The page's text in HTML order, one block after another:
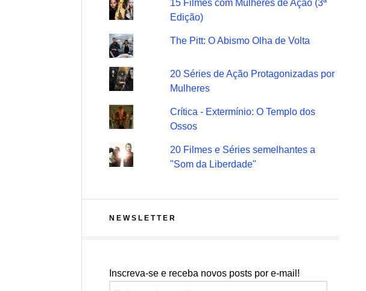
15 Filmes com Mulheres de Ação (3ª
Edição)
The Pitt: O Abismo Olha de Volta
20 Séries de Ação Protagonizadas por
Mulheres
Crítica - Extermínio: O Templo dos
Ossos
20 Filmes e Séries semelhantes a
"Som da Liberdade"
NEWSLETTER
Inscreva-se e receba novos posts por e-mail!